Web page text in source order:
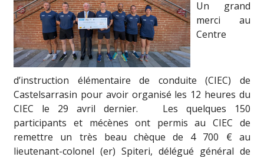
Un grand
merci au
Centre
d’instruction élémentaire de conduite (CIEC) de
Castelsarrasin pour avoir organisé les 12 heures du
CIEC le 29 avril dernier. Les quelques 150
participants et mécènes ont permis au CIEC de
remettre un très beau chèque de 4 700 € au
lieutenant-colonel (er) Spiteri, délégué général de